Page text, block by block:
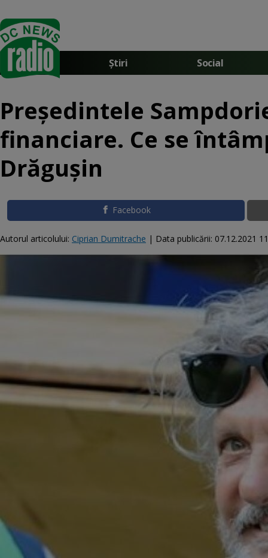
Știri Social
Preşedintele
financiare. Ce se
Drăguşin
Facebook
Autorul articolului: Ciprian Dumitrache | Data publicării: 07.12.2021